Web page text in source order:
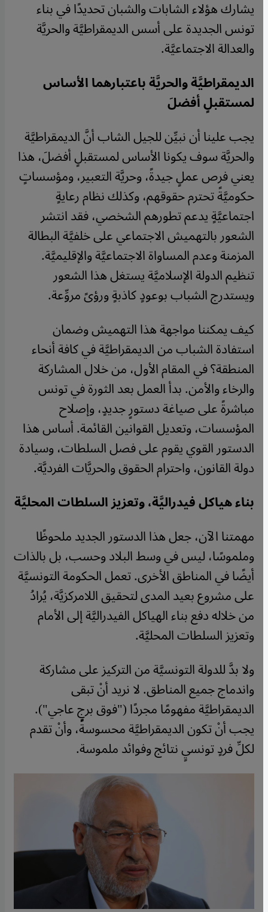
يشارك هؤلاء الشابات والشبان تحديدًا في بناء
تونس الجديدة على أسس الديمقراطيَّة والحريَّة
والعدالة الاجتماعيَّة.
الديمقراطيَّة والحريَّة باعتبارهما الأساس
لمستقبلٍ أفضلَ
يجب علينا أن نبيِّن للجيل الشاب أنَّ الديمقراطيَّة
والحريَّة سوف يكونا الأساس لمستقبلٍ أفضلَ، هذا
يعني فرص عملٍ جيدةً، وحريَّة التعبير، ومؤسساتٍ
حكوميَّةً تحترم حقوقهم، وكذلك نظام رعايةٍ
اجتماعيَّةٍ يدعم تطورهم الشخصي، فقد انتشر
الشعور بالتهميش الاجتماعي على خلفيَّة البطالة
المزمنة وعدم المساواة الاجتماعيَّة والإقليميَّة.
تنظيم الدولة الإسلاميَّة يستغل هذا الشعور
ويستدرج الشباب بوعودٍ كاذبةٍ ورؤىً مروِّعة.
كيف يمكننا مواجهة هذا التهميش وضمان
استفادة الشباب من الديمقراطيَّة في كافة أنحاء
المنطقة؟ في المقام الأول، من خلال المشاركة
والرخاء والأمن. بدأ العمل بعد الثورة في تونس
مباشرةً على صياغة دستورٍ جديدٍ، وإصلاح
المؤسسات، وتعديل القوانين القائمة. أساس هذا
الدستور القوي يقوم على فصل السلطات، وسيادة
دولة القانون، واحترام الحقوق والحريَّات الفرديَّة.
بناء هياكل فيدراليَّة، وتعزيز السلطات المحليَّة
مهمتنا الآن، جعل هذا الدستور الجديد ملحوظًا
وملموسًا، ليس في وسط البلاد وحسب، بل بالذات
أيضًا في المناطق الأخرى. تعمل الحكومة التونسيَّة
على مشروع بعيد المدى لتحقيق اللامركزيَّة، يُرادُ
من خلاله دفع بناء الهياكل الفيدراليَّة إلى الأمام
وتعزيز السلطات المحليَّة.
ولا بدَّ للدولة التونسيَّة من التركيز على مشاركة
واندماج جميع المناطق. لا نريد أنْ تبقى
الديمقراطيَّة مفهومًا مجردًا ("فوق برجٍ عاجي").
يجب أنْ تكون الديمقراطيَّة محسوسةً، وأنْ تقدم
لكلِّ فردٍ تونسيٍ نتائج وفوائد ملموسة.